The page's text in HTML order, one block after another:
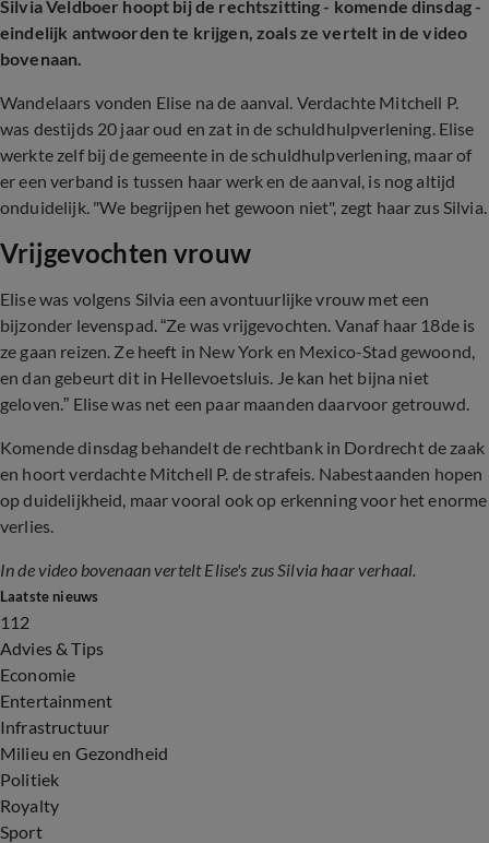
Silvia Veldboer hoopt bij de rechtszitting - komende dinsdag -
eindelijk antwoorden te krijgen, zoals ze vertelt in de video
bovenaan.
Wandelaars vonden Elise na de aanval. Verdachte Mitchell P.
was destijds 20 jaar oud en zat in de schuldhulpverlening. Elise
werkte zelf bij de gemeente in de schuldhulpverlening, maar of
er een verband is tussen haar werk en de aanval, is nog altijd
onduidelijk. "We begrijpen het gewoon niet", zegt haar zus Silvia.
Vrijgevochten vrouw
Elise was volgens Silvia een avontuurlijke vrouw met een
bijzonder levenspad. “Ze was vrijgevochten. Vanaf haar 18de is
ze gaan reizen. Ze heeft in New York en Mexico-Stad gewoond,
en dan gebeurt dit in Hellevoetsluis. Je kan het bijna niet
geloven.” Elise was net een paar maanden daarvoor getrouwd.
Komende dinsdag behandelt de rechtbank in Dordrecht de zaak
en hoort verdachte Mitchell P. de strafeis. Nabestaanden hopen
op duidelijkheid, maar vooral ook op erkenning voor het enorme
verlies.
In de video bovenaan vertelt Elise's zus Silvia haar verhaal.
Laatste nieuws
112
Advies & Tips
Economie
Entertainment
Infrastructuur
Milieu en Gezondheid
Politiek
Royalty
Sport